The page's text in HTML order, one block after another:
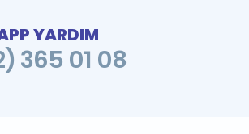
YARDIM
365 01 08